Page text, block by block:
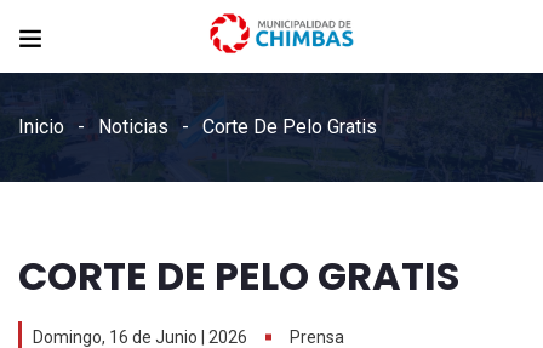
Inicio Noticias Corte De Pelo Gratis
CORTE DE PELO GRATIS
Domingo, 16 de Junio | 2026 Prensa